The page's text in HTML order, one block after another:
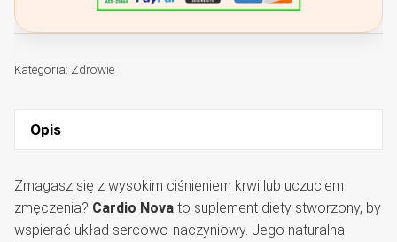
Kategoria: Zdrowie
Opis
Zmagasz się z wysokim ciśnieniem krwi lub uczuciem
zmęczenia? Cardio Nova to suplement diety stworzony, by
wspierać układ sercowo-naczyniowy. Jego naturalna